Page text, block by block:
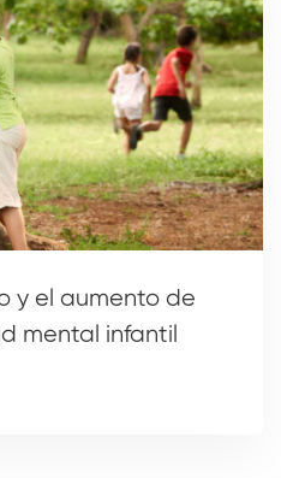
y el aumento de
mental infantil